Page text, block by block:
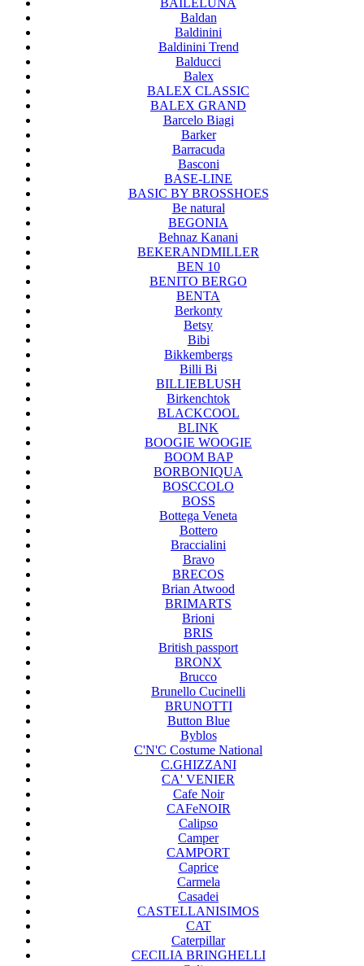
BAILELUNA
Baldan
Baldinini
Baldinini Trend
Balducci
Balex
BALEX CLASSIC
BALEX GRAND
Barcelo Biagi
Barker
Barracuda
Basconi
BASE-LINE
BASIC BY BROSSHOES
Be natural
BEGONIA
Behnaz Kanani
BEKERANDMILLER
BEN 10
BENITO BERGO
BENTA
Berkonty
Betsy
Bibi
Bikkembergs
Billi Bi
BILLIEBLUSH
Birkenchtok
BLACKCOOL
BLINK
BOOGIE WOOGIE
BOOM BAP
BORBONIQUA
BOSCCOLO
BOSS
Bottega Veneta
Bottero
Braccialini
Bravo
BRECOS
Brian Atwood
BRIMARTS
Brioni
BRIS
British passport
BRONX
Brucco
Brunello Cucinelli
BRUNOTTI
Button Blue
Byblos
C'N'C Costume National
C.GHIZZANI
CA' VENIER
Cafe Noir
CAFeNOIR
Calipso
Camper
CAMPORT
Caprice
Carmela
Casadei
CASTELLANISIMOS
CAT
Caterpillar
CECILIA BRINGHELLI